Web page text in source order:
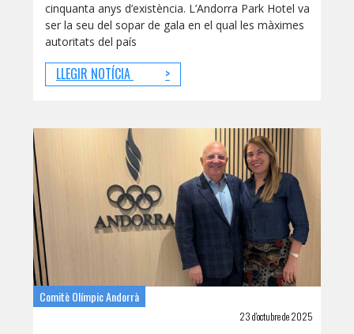
cinquanta anys d’existència. L’Andorra Park Hotel va
ser la seu del sopar de gala en el qual les màximes
autoritats del país
LLEGIR NOTÍCIA >
Comitè Olímpic Andorrà
23 d'octubre de 2025